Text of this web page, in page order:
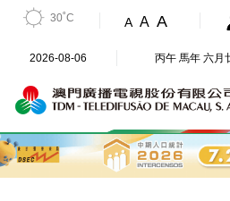
30˚C A A A
2026-08-06 丙午 馬年 六月